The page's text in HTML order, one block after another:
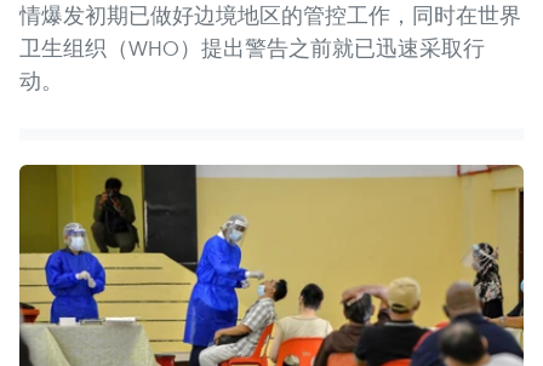
情爆发初期已做好边境地区的管控工作，同时在世界
卫生组织（WHO）提出警告之前就已迅速采取行
动。